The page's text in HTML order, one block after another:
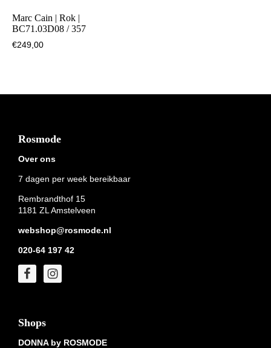
Marc Cain | Rok |
BC71.03D08 / 357
€249,00
Footer
Rosmode
Over ons
7 dagen per week bereikbaar
Rembrandthof 15
1181 ZL Amstelveen
webshop@rosmode.nl
020-64 197 42
Shops
DONNA by ROSMODE